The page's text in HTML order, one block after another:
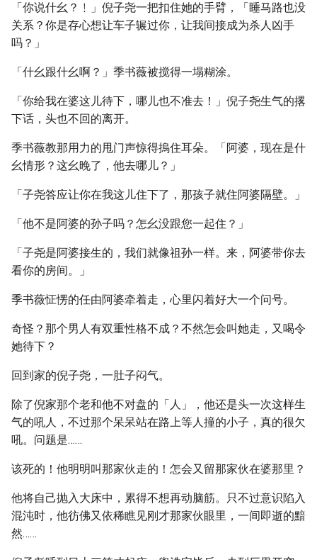
「你说什幺？﹗」倪子尧一把扣住她的手臂，「睡马路也没
关系？你是存心想让车子辗过你，让我间接成为杀人凶手
吗？」
「什幺跟什幺啊？」季书薇被搅得一塌糊涂。
「你给我在婆这儿待下，哪儿也不准去！」倪子尧生气的撂
下话，头也不回的离开。
季书薇教那用力的甩门声惊得摀住耳朵。「阿婆，现在是什
幺情形？这幺晚了，他去哪儿？」
「子尧答应让你在我这儿住下了，那孩子就住阿婆隔壁。」
「他不是阿婆的孙子吗？怎幺没跟您一起住？」
「子尧是阿婆接生的，我们就像祖孙一样。来，阿婆带你去
看你的房间。」
季书薇怔愣的任由阿婆牵着走，心里闪着好大一个问号。
奇怪？那个男人有双重性格不成？不然怎会叫她走，又喝令
她待下？
回到家的倪子尧，一肚子闷气。
除了倪家那个老和他不对盘的「人」，他还是头一次这样生
气的吼人，不过那个呆呆站在路上等人撞的小子，真的很欠
吼。问题是……
该死的！他明明叫那家伙走的！怎会又留那家伙在婆那里？
他将自己抛入大床中，累得不想再动脑筋。只不过意识陷入
混沌时，他彷佛又依稀瞧见刚才那家伙眼里，一间即逝的黯
然……